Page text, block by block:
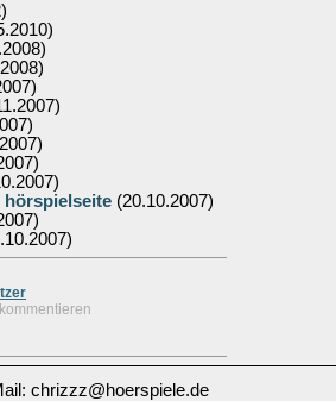
hörspielseite (20.10.2007)
chrizzz@hoerspiele.de